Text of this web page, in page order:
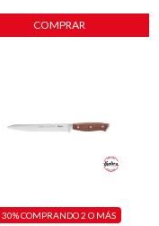
COMPRAR
30%COMPRANDO 2 O MÁS